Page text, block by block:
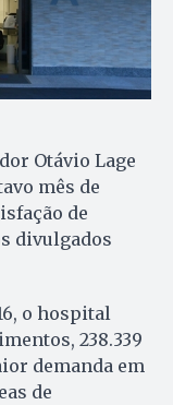
Otávio Lage
mês de
de
divulgados
o hospital
238.339
demanda em
de